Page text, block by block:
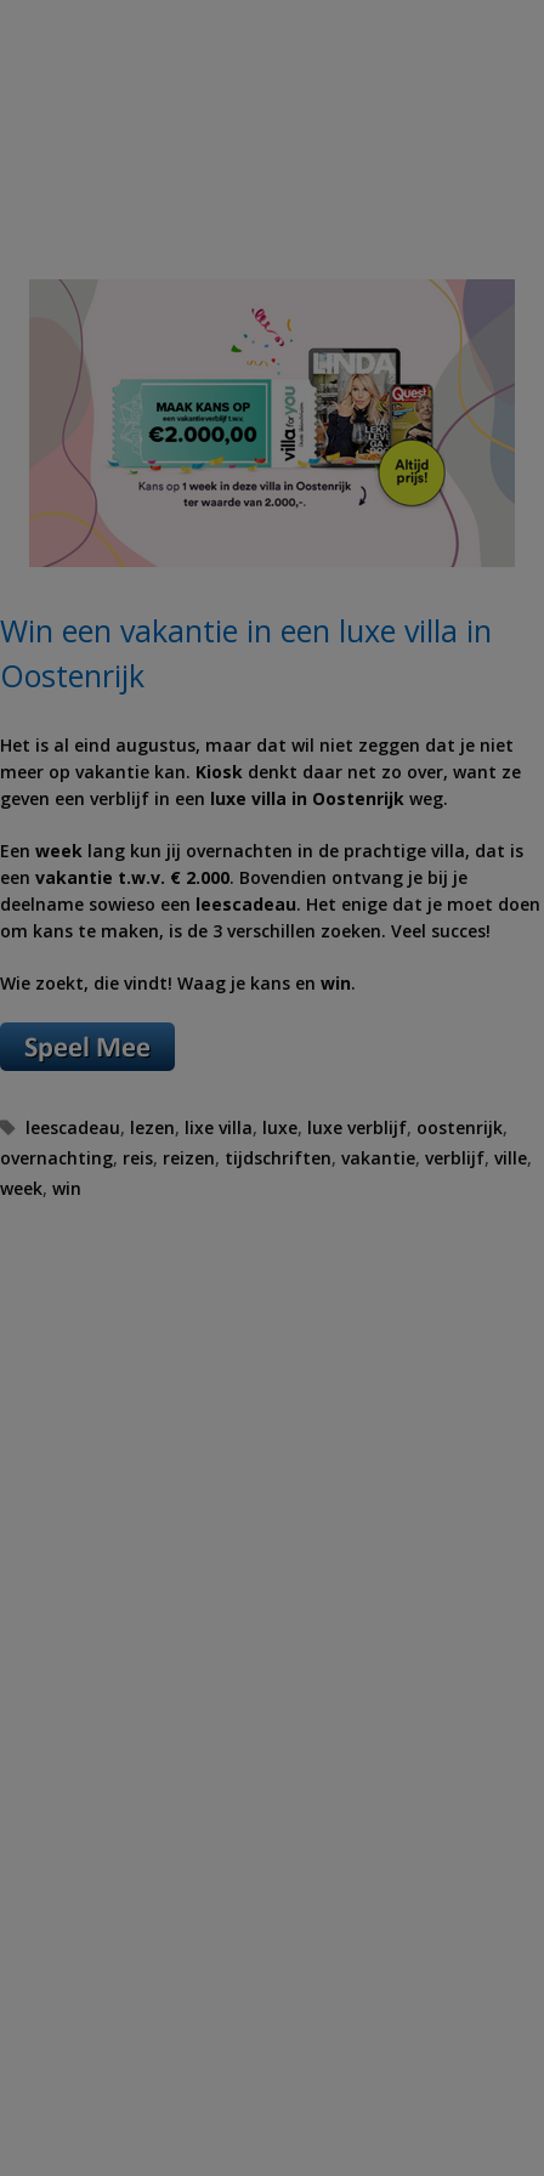
Win een vakantie in een luxe villa in
Oostenrijk
Het is al eind augustus, maar dat wil niet zeggen dat je niet
meer op vakantie kan. Kiosk denkt daar net zo over, want ze
geven een verblijf in een luxe villa in Oostenrijk weg.
Een week lang kun jij overnachten in de prachtige villa, dat is
een vakantie t.w.v. € 2.000. Bovendien ontvang je bij je
deelname sowieso een leescadeau. Het enige dat je moet doen
om kans te maken, is de 3 verschillen zoeken. Veel succes!
Wie zoekt, die vindt! Waag je kans en win.
Tags
leescadeau, lezen, lixe villa, luxe, luxe verblijf, oostenrijk,
overnachting, reis, reizen, tijdschriften, vakantie, verblijf, ville,
week, win